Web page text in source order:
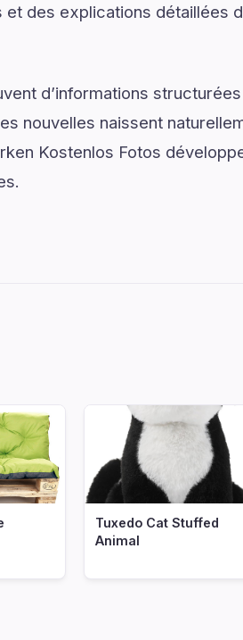
des explications détaillées
d’informations
nouvelles naissent
Kostenlos Fotos
Tuxedo Cat Stuffed
Animal